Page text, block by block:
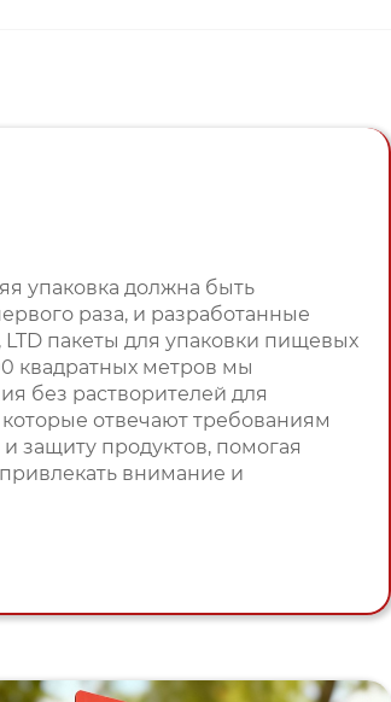
упаковка должна быть
раза, и разработанные
LTD пакеты для упаковки пищевых
квадратных метров мы
без растворителей для
отвечают требованиям
защиту продуктов, помогая
внимание и